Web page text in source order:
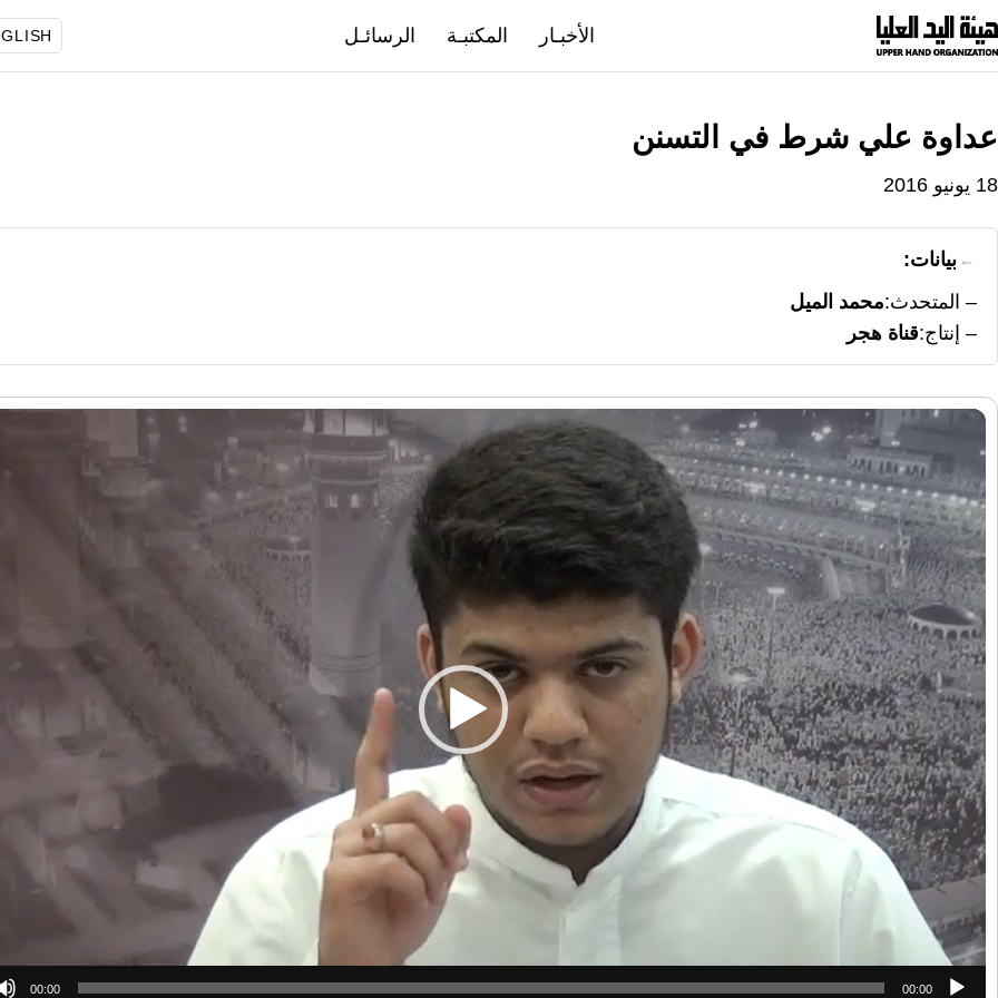
انتقل
إلى
المحتوى
الأخبـار المكتبـة الرسائـل
عداوة علي شرط في التسنن
18 يونيو 2016
بيانات:
المتحدث محمد الميل
إنتاج قناة هجر
مشغل
00:00
00:00